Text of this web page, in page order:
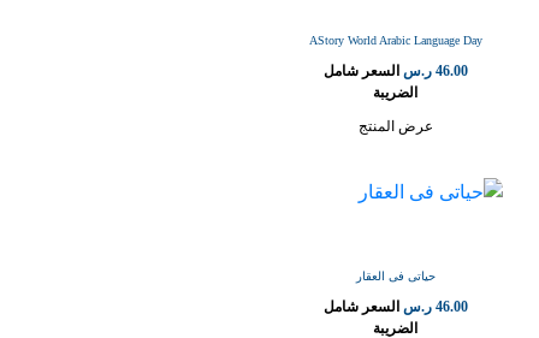
AStory World Arabic Language Day
46.00 ر.س السعر شامل
الضريبة
عرض المنتج
حياتى فى العقار
46.00 ر.س السعر شامل
الضريبة